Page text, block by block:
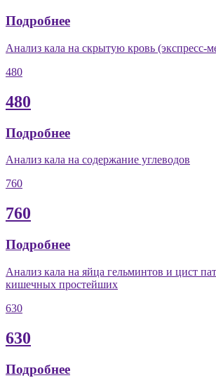
Подробнее
Анализ кала на скрытую кровь (экспресс-
480
480
Подробнее
Анализ кала на содержание углеводов
760
760
Подробнее
Анализ кала на яйца гельминтов и цист
кишечных простейших
630
630
Подробнее